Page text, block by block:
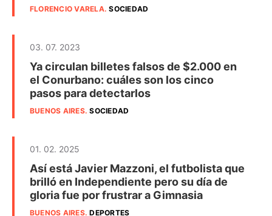
FLORENCIO VARELA.SOCIEDAD
03. 07. 2023
Ya circulan billetes falsos de $2.000 en
el Conurbano: cuáles son los cinco
pasos para detectarlos
BUENOS AIRES.SOCIEDAD
01. 02. 2025
Así está Javier Mazzoni, el futbolista que
brilló en Independiente pero su día de
gloria fue por frustrar a Gimnasia
BUENOS AIRES.DEPORTES